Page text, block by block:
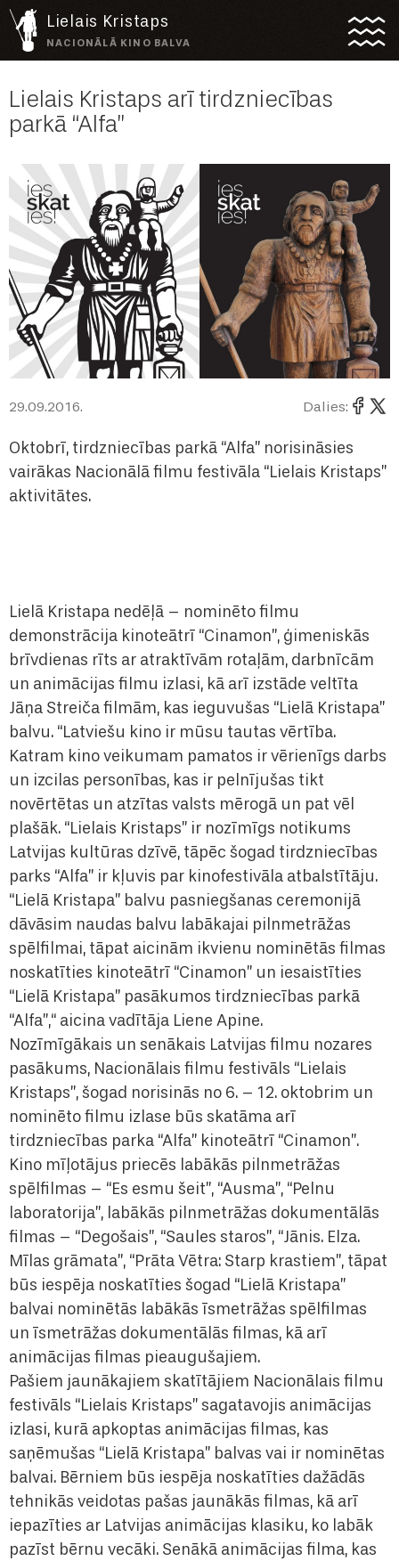
Lielais Kristaps
NACIONĀLĀ KINO BALVA
Lielais Kristaps arī tirdzniecības
parkā “Alfa”
29.09.2016. Dalies:
Oktobrī, tirdzniecības parkā “Alfa” norisināsies
vairākas Nacionālā filmu festivāla “Lielais Kristaps”
aktivitātes.
Lielā Kristapa nedēļā – nominēto filmu
demonstrācija kinoteātrī “Cinamon”, ģimeniskās
brīvdienas rīts ar atraktīvām rotaļām, darbnīcām
un animācijas filmu izlasi, kā arī izstāde veltīta
Jāņa Streiča filmām, kas ieguvušas “Lielā Kristapa”
balvu. “Latviešu kino ir mūsu tautas vērtība.
Katram kino veikumam pamatos ir vērienīgs darbs
un izcilas personības, kas ir pelnījušas tikt
novērtētas un atzītas valsts mērogā un pat vēl
plašāk. “Lielais Kristaps” ir nozīmīgs notikums
Latvijas kultūras dzīvē, tāpēc šogad tirdzniecības
parks “Alfa” ir kļuvis par kinofestivāla atbalstītāju.
“Lielā Kristapa” balvu pasniegšanas ceremonijā
dāvāsim naudas balvu labākajai pilnmetrāžas
spēlfilmai, tāpat aicinām ikvienu nominētās filmas
noskatīties kinoteātrī “Cinamon” un iesaistīties
“Lielā Kristapa” pasākumos tirdzniecības parkā
“Alfa”,“ aicina vadītāja Liene Apine.
Nozīmīgākais un senākais Latvijas filmu nozares
pasākums, Nacionālais filmu festivāls “Lielais
Kristaps”, šogad norisinās no 6. – 12. oktobrim un
nominēto filmu izlase būs skatāma arī
tirdzniecības parka “Alfa” kinoteātrī “Cinamon”.
Kino mīļotājus priecēs labākās pilnmetrāžas
spēlfilmas – “Es esmu šeit”, “Ausma”, “Pelnu
laboratorija”, labākās pilnmetrāžas dokumentālās
filmas – “Degošais”, “Saules staros”, “Jānis. Elza.
Mīlas grāmata”, “Prāta Vētra: Starp krastiem”, tāpat
būs iespēja noskatīties šogad “Lielā Kristapa”
balvai nominētās labākās īsmetrāžas spēlfilmas
un īsmetrāžas dokumentālās filmas, kā arī
animācijas filmas pieaugušajiem.
Pašiem jaunākajiem skatītājiem Nacionālais filmu
festivāls “Lielais Kristaps” sagatavojis animācijas
izlasi, kurā apkoptas animācijas filmas, kas
saņēmušas “Lielā Kristapa” balvas vai ir nominētas
balvai. Bērniem būs iespēja noskatīties dažādās
tehnikās veidotas pašas jaunākās filmas, kā arī
iepazīties ar Latvijas animācijas klasiku, ko labāk
pazīst bērnu vecāki. Senākā animācijas filma, kas